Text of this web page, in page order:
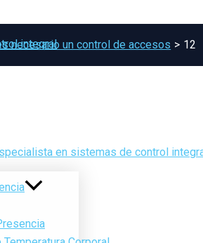
integral
necesario un control de accesos 12
en sistemas de control